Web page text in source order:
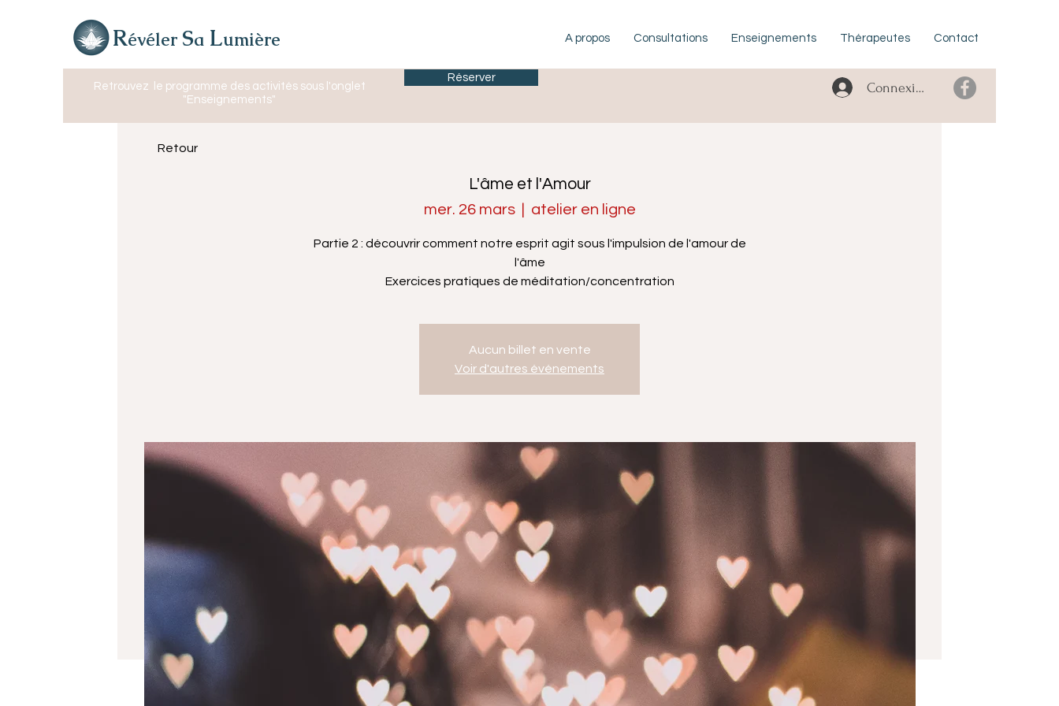
Révéler Sa Lumière A propos Consultations Enseignements Thérapeutes Contact
Retrouvez
le programme des activités sous l'onglet
"Enseignements"
Réserver
Connexion
L'âme et l'Amour
mer. 26 mars
  |
atelier en ligne
Partie 2 : découvrir comment notre esprit agit sous l'impulsion de l'amour de
l'âme
Exercices pratiques de méditation/concentration
Aucun billet en vente
Voir d'autres événements
Retour